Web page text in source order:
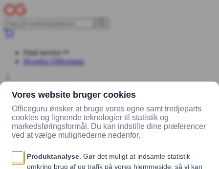
Find service
Hvorfor Officeguru
Markedsplads
Salte Elektrolytter - Variety (28 stk.)